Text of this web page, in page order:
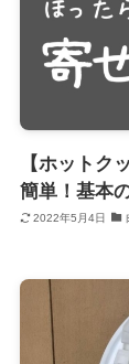
【ホットク
簡単！基本
2022年5月4日